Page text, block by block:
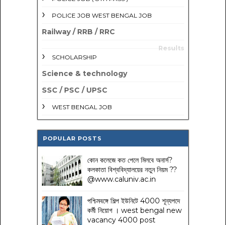
POLICE JOB WEST BENGAL JOB
Railway / RRB / RRC
Results
SCHOLARSHIP
Science & technology
SSC / PSC / UPSC
WEST BENGAL JOB
POPULAR POSTS
কোন কলেজে কত পেলে মিলবে অনার্স?
কলকাতা বিশ্ববিদ্যালয়ের নতুন নিয়ম??
@www.caluniv.ac.in
পশ্চিমবঙ্গে শিল্প ইউনিটে 4000 শূন্যপদে
কর্মী নিয়োগ । west bengal new
vacancy 4000 post